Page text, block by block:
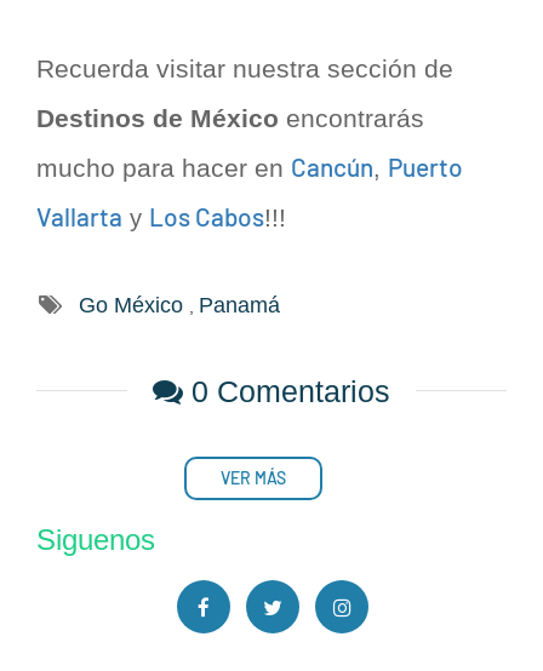
Recuerda visitar nuestra sección de
Destinos de México encontrarás
mucho para hacer en Cancún, Puerto
Vallarta y Los Cabos!!!
Go México Panamá
0 Comentarios
VER MÁS
Siguenos